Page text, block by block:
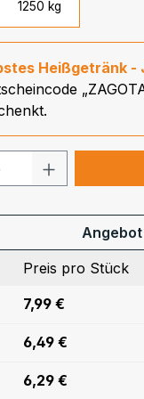
1250 kg
Heißgetränk
Gib
Preis pro Stück
7,99 €
6,49 €
6,29 €